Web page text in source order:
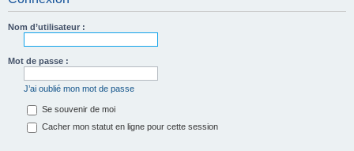
Nom d’utilisateur :
Mot de passe :
J’ai oublié mon mot de passe
Se souvenir de moi
Cacher mon statut en ligne pour cette session